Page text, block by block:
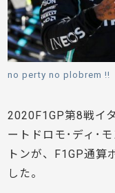
no perty no plobrem !!
2020F1GP第8戦イ
ートドロモ･ディ･
トンが、F1GP通算
した。